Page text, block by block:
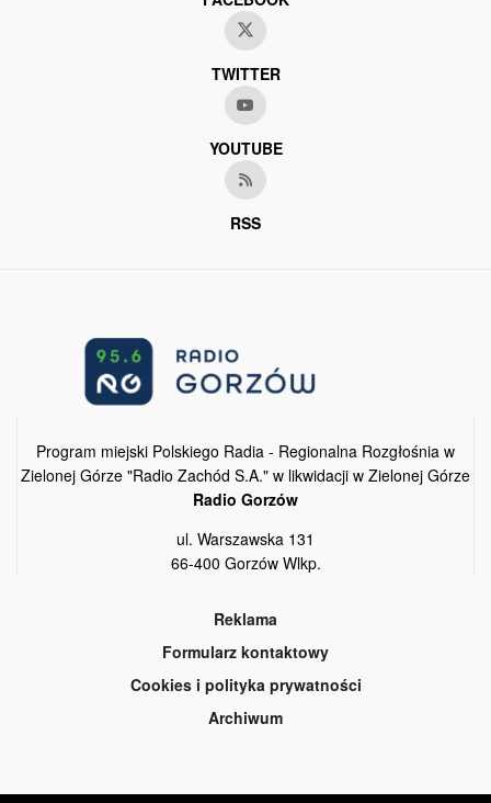
TWITTER
YOUTUBE
RSS
Program miejski Polskiego Radia - Regionalna Rozgłośnia w
Zielonej Górze "Radio Zachód S.A." w likwidacji w Zielonej Górze
Radio Gorzów
ul. Warszawska 131
66-400 Gorzów Wlkp.
Reklama
Formularz kontaktowy
Cookies i polityka prywatności
Archiwum